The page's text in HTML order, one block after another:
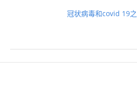
冠状病毒和covid 19